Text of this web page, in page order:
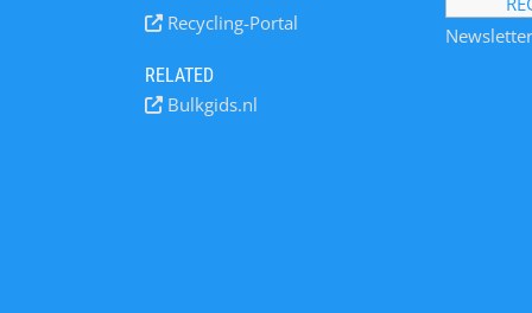
Recycling-Portal
RELATED
Bulkgids.nl